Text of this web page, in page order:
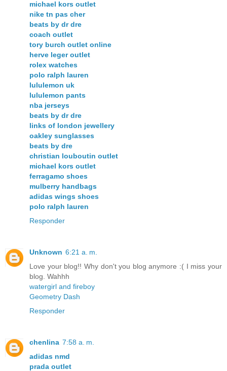
michael kors outlet
nike tn pas cher
beats by dr dre
coach outlet
tory burch outlet online
herve leger outlet
rolex watches
polo ralph lauren
lululemon uk
lululemon pants
nba jerseys
beats by dr dre
links of london jewellery
oakley sunglasses
beats by dre
christian louboutin outlet
michael kors outlet
ferragamo shoes
mulberry handbags
adidas wings shoes
polo ralph lauren
Responder
Unknown 6:21 a. m.
Love your blog!! Why don't you blog anymore :( I miss your
blog. Wahhh
watergirl and fireboy
Geometry Dash
Responder
chenlina 7:58 a. m.
adidas nmd
prada outlet